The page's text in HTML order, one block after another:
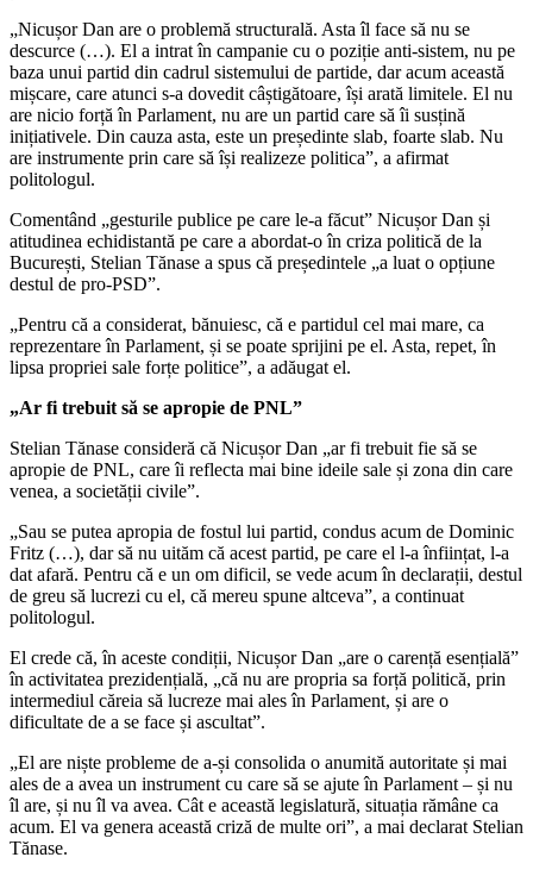
„Nicușor Dan are o problemă structurală. Asta îl face să nu se
descurce (…). El a intrat în campanie cu o poziție anti-sistem, nu pe
baza unui partid din cadrul sistemului de partide, dar acum această
mișcare, care atunci s-a dovedit câștigătoare, își arată limitele. El nu
are nicio forță în Parlament, nu are un partid care să îi susțină
inițiativele. Din cauza asta, este un președinte slab, foarte slab. Nu
are instrumente prin care să își realizeze politica”, a afirmat
politologul.
Comentând „gesturile publice pe care le-a făcut” Nicușor Dan și
atitudinea echidistantă pe care a abordat-o în criza politică de la
București, Stelian Tănase a spus că președintele „a luat o opțiune
destul de pro-PSD”.
„Pentru că a considerat, bănuiesc, că e partidul cel mai mare, ca
reprezentare în Parlament, și se poate sprijini pe el. Asta, repet, în
lipsa propriei sale forțe politice”, a adăugat el.
„Ar fi trebuit să se apropie de PNL”
Stelian Tănase consideră că Nicușor Dan „ar fi trebuit fie să se
apropie de PNL, care îi reflecta mai bine ideile sale și zona din care
venea, a societății civile”.
„Sau se putea apropia de fostul lui partid, condus acum de Dominic
Fritz (…), dar să nu uităm că acest partid, pe care el l-a înființat, l-a
dat afară. Pentru că e un om dificil, se vede acum în declarații, destul
de greu să lucrezi cu el, că mereu spune altceva”, a continuat
politologul.
El crede că, în aceste condiții, Nicușor Dan „are o carență esențială”
în activitatea prezidențială, „că nu are propria sa forță politică, prin
intermediul căreia să lucreze mai ales în Parlament, și are o
dificultate de a se face și ascultat”.
„El are niște probleme de a-și consolida o anumită autoritate și mai
ales de a avea un instrument cu care să se ajute în Parlament – și nu
îl are, și nu îl va avea. Cât e această legislatură, situația rămâne ca
acum. El va genera această criză de multe ori”, a mai declarat Stelian
Tănase.